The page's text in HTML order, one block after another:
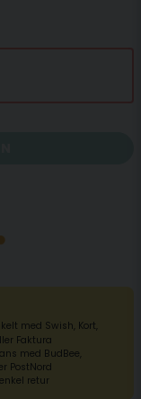
med Swish, Kort,
Faktura
med BudBee,
PostNord
retur